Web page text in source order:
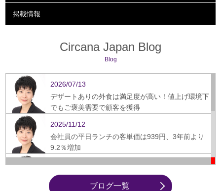
掲載情報
Circana Japan Blog
Blog
2026/07/13
デザートありの外食は満足度が高い！値上げ環境下
でもご褒美需要で顧客を獲得
2025/11/12
会社員の平日ランチの客単価は939円、3年前より
9.2％増加
2025/09/16
ぎょうざ、スーパーから飲食店への需要シフト鮮明
ブログ一覧